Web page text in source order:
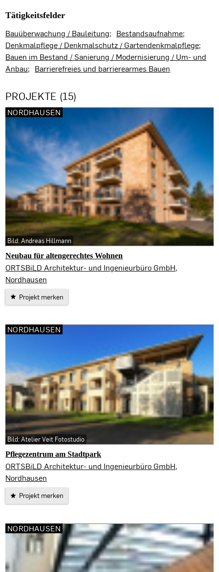
Tätigkeitsfelder
Bauüberwachung / Bauleitung
Bestandsaufnahme
Denkmalpflege / Denkmalschutz / Gartendenkmalpflege
Bauen im Bestand / Sanierung / Modernisierung / Um- und
Anbau
Barrierefreies und barrierearmes Bauen
PROJEKTE (15)
Neubau für altengerechtes Wohnen
Nordhausen
ORTSBiLD Architektur- und Ingenieurbüro GmbH,
Nordhausen
Projekt merken
NORDHAUSEN
Bild: Andreas Hillmann
Pflegezentrum am Stadtpark
Nordhausen
ORTSBiLD Architektur- und Ingenieurbüro GmbH,
Nordhausen
Projekt merken
NORDHAUSEN
Bild: Atelier Veit Fotostudio
NORDHAUSEN